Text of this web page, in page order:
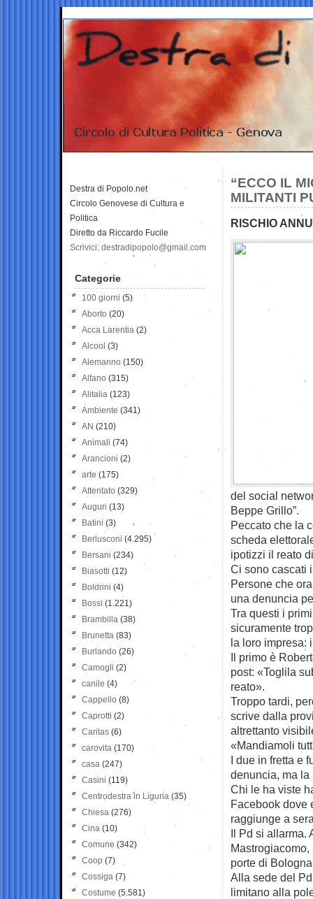
“ECCO IL
MILITANTI
RISCHIO
del social
Beppe Grillo”.
Peccato che la
scheda
ipotizzi il reato
Ci sono cascati
Persone che
una denuncia
Tra questi i
sicuramente
la loro impresa:
Il primo è
post: «Toglila
reato».
Troppo tardi,
scrive dalla
altrettanto
«Mandiamoli
I due in fretta e
denuncia, ma
Chi le ha viste
Facebook dove
raggiunge a
Il Pd si allarma.
porte di
Alla sede del
limitano alla
Destra di Popolo.net
Circolo Genovese di Cultura e
Politica
Diretto da Riccardo Fucile
Scrivici: destradipopolo@gmail.com
Categorie
100 giorni (5)
Aborto (20)
Acca Larentia (2)
Alcool (3)
Alemanno (150)
Alfano (315)
Alitalia (123)
Ambiente (341)
AN (210)
Animali (74)
Arancioni (2)
arte (175)
Attentato (329)
Auguri (13)
Batini (3)
Berlusconi (4.295)
Bersani (234)
Biasotti (12)
Boldrini (4)
Bossi (1.221)
Brambilla (38)
Brunetta (83)
Burlando (26)
Camogli (2)
canile (4)
Cappello (8)
Caprotti (2)
Caritas (6)
carovita (170)
casa (247)
Casini (119)
Centrodestra in Liguria (35)
Chiesa (276)
Cina (10)
Comune (342)
Coop (7)
Cossiga (7)
Costume (5.581)